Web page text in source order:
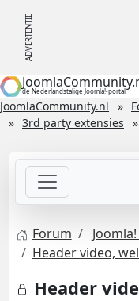
de Nederlandstalige Joomla!-portal
JoomlaCommunity.nl
3rd party extensies
Forum
Header video,
Header